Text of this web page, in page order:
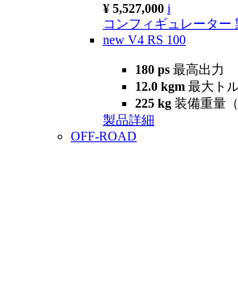
¥ 5,527,000 i
コンフィギュレーター
new V4 RS 100
180 ps 最高出力
12.0 kgm 最大ト
225 kg 装備重量
製品詳細
OFF-ROAD